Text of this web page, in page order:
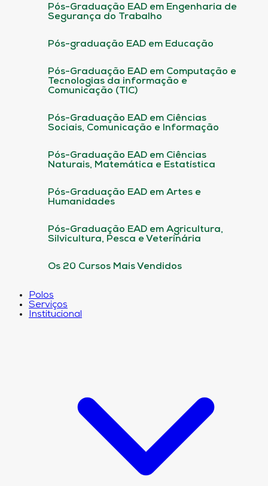
Pós-Graduação EAD em Engenharia de
Segurança do Trabalho
Pós-graduação EAD em Educação
Pós-Graduação EAD em Computação e
Tecnologias da informação e
Comunicação (TIC)
Pós-Graduação EAD em Ciências
Sociais, Comunicação e Informação
Pós-Graduação EAD em Ciências
Naturais, Matemática e Estatística
Pós-Graduação EAD em Artes e
Humanidades
Pós-Graduação EAD em Agricultura,
Silvicultura, Pesca e Veterinária
Os 20 Cursos Mais Vendidos
Polos
Serviços
Institucional